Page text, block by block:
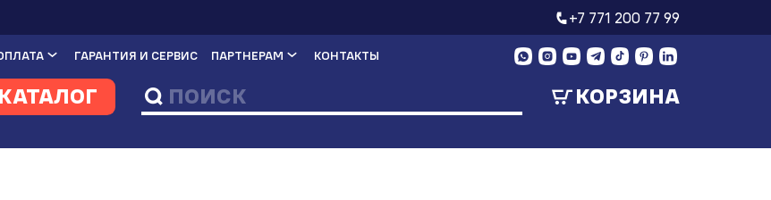
+7 771 200 77 99
ГАРАНТИЯ И СЕРВИС ПАРТНЕРАМ КОНТАКТЫ
КАТАЛОГ КОРЗИНА